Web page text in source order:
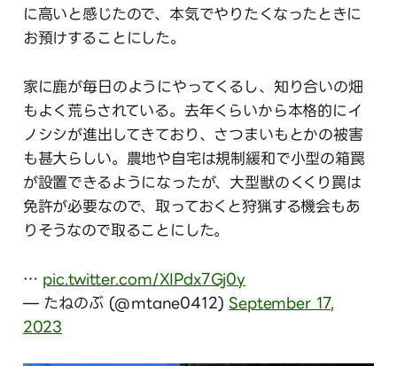
に高いと感じたので、本気でやりたくなったときに
お預けすることにした。
家に鹿が毎日のようにやってくるし、知り合いの畑
もよく荒らされている。去年くらいから本格的にイ
ノシシが進出してきており、さつまいもとかの被害
も甚大らしい。農地や自宅は規制緩和で小型の箱罠
が設置できるようになったが、大型獣のくくり罠は
免許が必要なので、取っておくと狩猟する機会もあ
りそうなので取ることにした。
… pic.twitter.com/XIPdx7Gj0y
— たねのぶ (@mtane0412)September 17,
2023